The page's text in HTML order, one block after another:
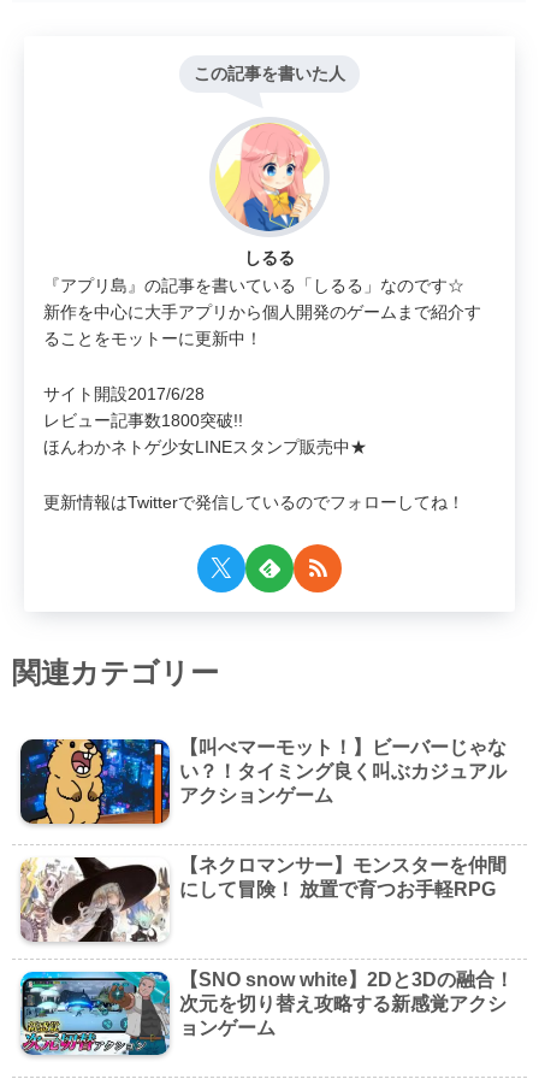
この記事を書いた人
しるる
『アプリ島』の記事を書いている「しるる」なのです☆
新作を中心に大手アプリから個人開発のゲームまで紹介す
ることをモットーに更新中！
サイト開設2017/6/28
レビュー記事数1800突破!!
ほんわかネトゲ少女LINEスタンプ販売中★
更新情報はTwitterで発信しているのでフォローしてね！
関連カテゴリー
【叫べマーモット！】ビーバーじゃな
い？！タイミング良く叫ぶカジュアル
アクションゲーム
【ネクロマンサー】モンスターを仲間
にして冒険！ 放置で育つお手軽RPG
【SNO snow white】2Dと3Dの融合！
次元を切り替え攻略する新感覚アクシ
ョンゲーム